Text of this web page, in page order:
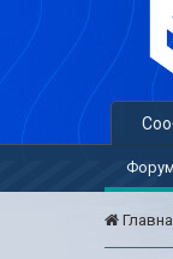
Форум